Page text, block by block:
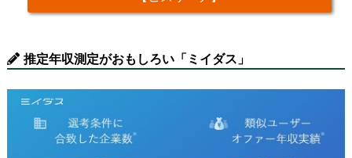
推定年収測定がおもしろい「ミイダス」